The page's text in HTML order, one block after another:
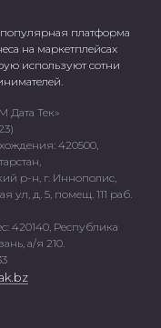
платформа
на маркетплейсах
используют сотни
Тек»
420500,
р-н, г. Иннополис,
ул, д. 5, помещ. 111 раб.
420140, Республика
а/я 210.